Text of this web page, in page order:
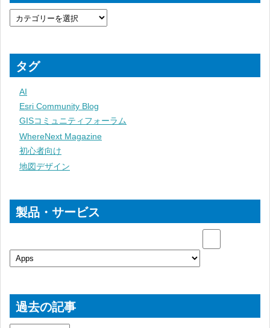
タグ
AI
Esri Community Blog
GISコミュニティフォーラム
WhereNext Magazine
初心者向け
地図デザイン
製品・サービス
過去の記事